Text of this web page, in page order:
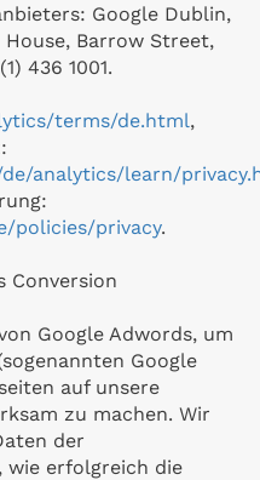
Google Dublin,
Barrow Street,
436 1001.
terms/de.html,
analytics/learn/
policies/privacy.
Conversion
Google Adwords, um
Google
auf unsere
zu machen. Wir
der
wie erfolgreich die